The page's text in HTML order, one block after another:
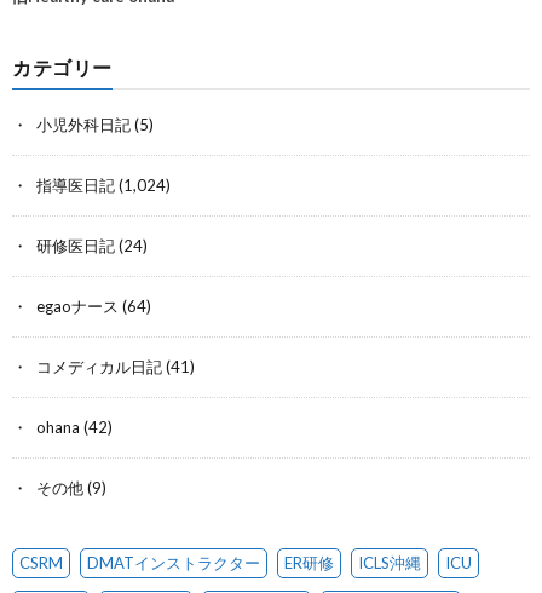
カテゴリー
小児外科日記(5)
指導医日記(1,024)
研修医日記(24)
egaoナース (64)
コメディカル日記(41)
ohana (42)
その他(9)
CSRM DMATインストラクター ER研修 ICLS沖縄 ICU